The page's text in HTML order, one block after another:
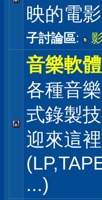
映的電
子討論區:
音樂軟
各種音
式錄製
迎來這
...)